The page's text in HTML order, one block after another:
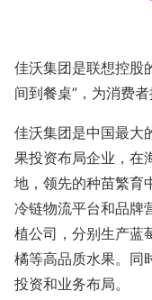
佳沃集团是联想控股
间到餐桌”，为消费
佳沃集团是中国最大
果投资布局企业，在
地，领先的种苗繁育
冷链物流平台和品牌
植公司，分别生产蓝
橘等高品质水果。同
投资和业务布局。